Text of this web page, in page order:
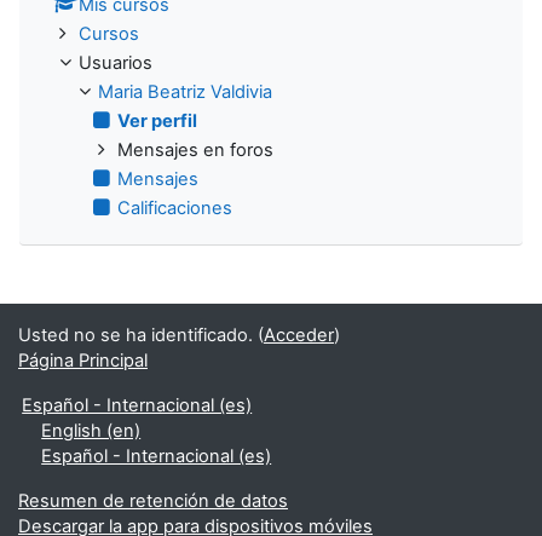
Mis cursos
Cursos
Usuarios
Maria Beatriz Valdivia
Ver perfil
Mensajes en foros
Mensajes
Calificaciones
Usted no se ha identificado. (Acceder)
Página Principal
Español - Internacional ‎(es)‎
English ‎(en)‎
Español - Internacional ‎(es)‎
Resumen de retención de datos
Descargar la app para dispositivos móviles